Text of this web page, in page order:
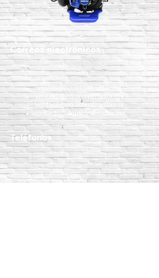
Correos electrónicos
ventas@equiconstructor.mx
ventas1@equiconstructor.mx
ventas2@equiconstructor.mx
contacto@equiconstructor.mx
Teléfonos